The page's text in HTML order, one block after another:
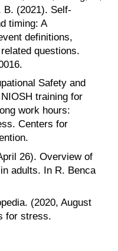
B. (2021). Self-
timing: A
definitions,
questions.
Safety and
training for
work hours:
Centers for
26). Overview of
adults. In R. Benca
(2020, August
for stress.